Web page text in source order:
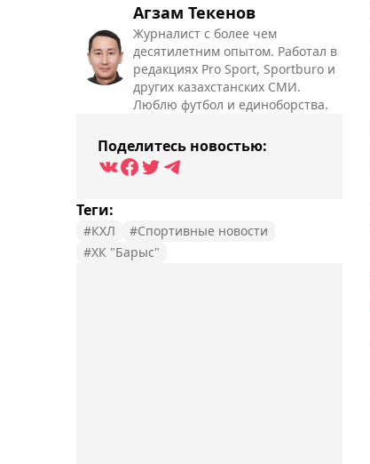
Агзам Текенов
Журналист с более чем
десятилетним опытом. Работал в
редакциях Pro Sport, Sportburo и
других казахстанских СМИ.
Люблю футбол и единоборства.
Поделитесь новостью:
Теги:
#КХЛ
#Спортивные новости
#ХК "Барыс"